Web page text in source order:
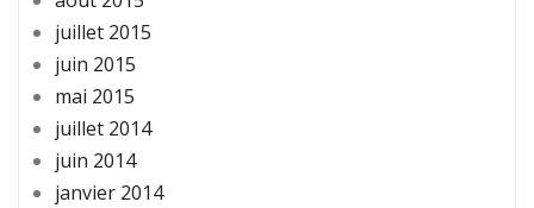
juillet 2015
juin 2015
mai 2015
juillet 2014
juin 2014
janvier 2014